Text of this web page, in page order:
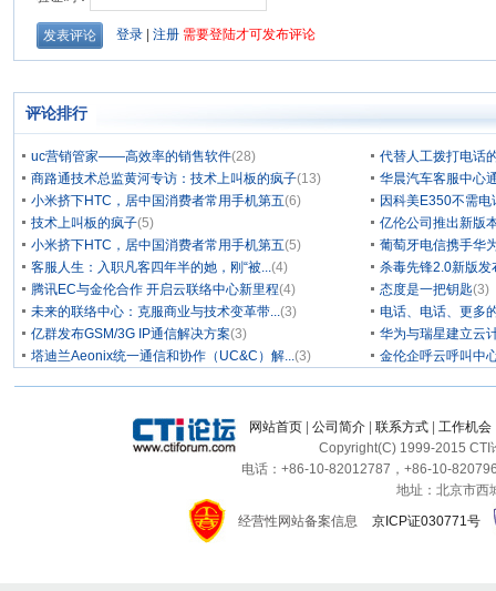
评论排行
uc营销管家——高效率的销售软件(28)
代替人工拨打电话
商路通技术总监黄河专访：技术上叫板的疯子(13)
华晨汽车客服中心
小米挤下HTC，居中国消费者常用手机第五(6)
因科美E350不需
技术上叫板的疯子(5)
亿伦公司推出新版
小米挤下HTC，居中国消费者常用手机第五(5)
葡萄牙电信携手华
客服人生：入职凡客四年半的她，刚“被...(4)
杀毒先锋2.0新版发
腾讯EC与金伦合作 开启云联络中心新里程(4) 态度是一把钥匙(3)
未来的联络中心：克服商业与技术变革带...(3)
电话、电话、更多
亿群发布GSM/3G IP通信解决方案(3)
华为与瑞星建立云
塔迪兰Aeonix统一通信和协作（UC&C）解...(3) 金伦企呼云呼叫中
网站首页 公司简介 联系方式 工作机会
Copyright(C) 1999-2015 CTI
电话：+86-10-82012787，+86-10-
地址：北京市西
经营性网站备案信息
京ICP证030771号